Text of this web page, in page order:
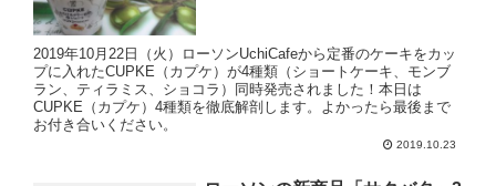
2019年10月22日（火）ローソンUchiCafeから定番のケーキをカッ
プに入れたCUPKE（カプケ）が4種類（ショートケーキ、モンブ
ラン、ティラミス、ショコラ）同時発売されました！本日は
CUPKE（カプケ）4種類を徹底解剖します。よかったら最後まで
お付き合いください。
2019.10.23